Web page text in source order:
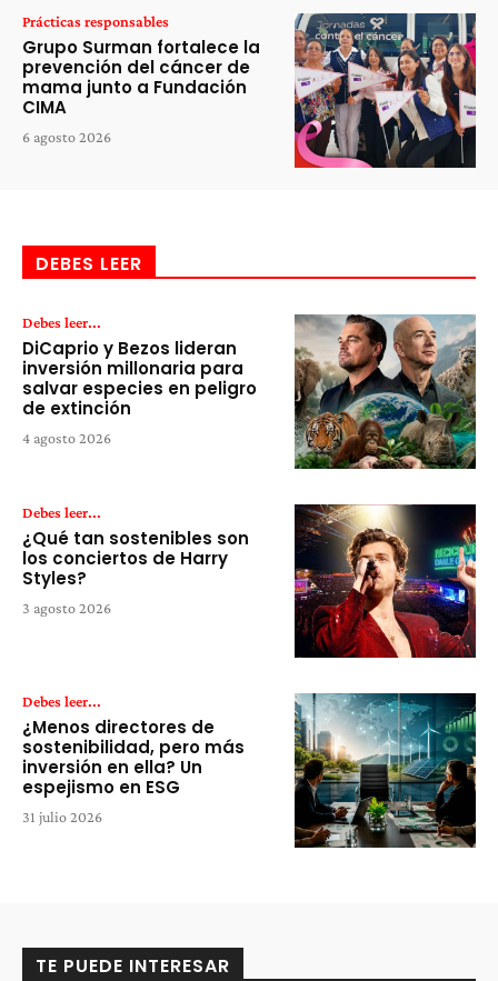
Prácticas responsables
Grupo Surman fortalece la
prevención del cáncer de
mama junto a Fundación
CIMA
6 agosto 2026
DEBES LEER
Debes leer...
DiCaprio y Bezos lideran
inversión millonaria para
salvar especies en peligro
de extinción
4 agosto 2026
Debes leer...
¿Qué tan sostenibles son
los conciertos de Harry
Styles?
3 agosto 2026
Debes leer...
¿Menos directores de
sostenibilidad, pero más
inversión en ella? Un
espejismo en ESG
31 julio 2026
TE PUEDE INTERESAR